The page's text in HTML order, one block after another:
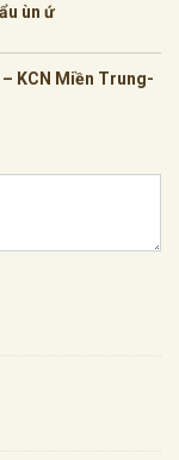
ùn ứ
KCN Miền Trung-